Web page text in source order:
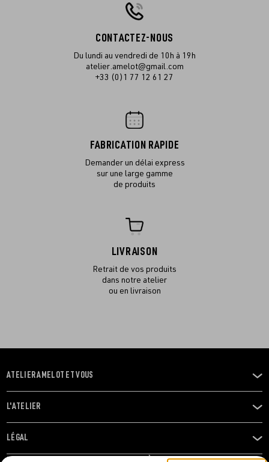
CONTACTEZ-NOUS
Du lundi au vendredi de 10h à 19h
atelier.amelot@gmail.com
+33 (0)1 77 12 61 27
FABRICATION RAPIDE
Demander un délai express
sur une large gamme
de produits
LIVRAISON
Retrait de vos produits
dans notre atelier
ou en livraison
OUVRIR
LE
MENU
ATELIER AMELOT ET VOUS
OUVRIR
LE
MENU
L'ATELIER
OUVRIR
LE
LÉGAL